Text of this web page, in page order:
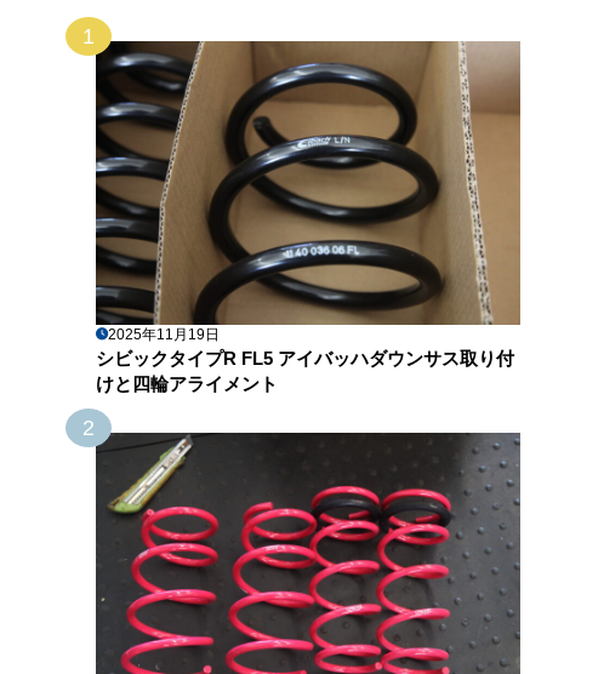
1
2025年11月19日
シビックタイプR FL5 アイバッハダウンサス取り付
けと四輪アライメント
2